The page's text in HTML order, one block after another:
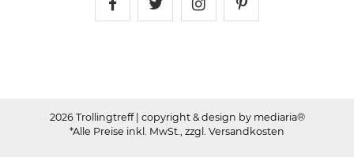
2026 Trollingtreff | copyright & design by mediaria®
*Alle Preise inkl. MwSt., zzgl. Versandkosten